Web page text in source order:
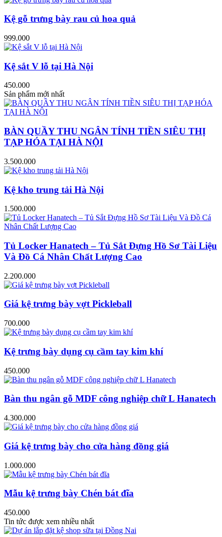
Kệ gỗ trưng bày rau củ hoa quả
999.000
Kệ sắt V lỗ tại Hà Nội
450.000
Sản phẩm mới nhất
BÀN QUẦY THU NGÂN TÍNH TIỀN SIÊU THỊ
TẠP HÓA TẠI HÀ NỘI
3.500.000
Kệ kho trung tải Hà Nội
1.500.000
Tủ Locker Hanatech – Tủ Sắt Đựng Hồ Sơ Tài Liệu
Và Đồ Cá Nhân Chất Lượng Cao
2.200.000
Giá kệ trưng bày vợt Pickleball
700.000
Kệ trưng bày dụng cụ cầm tay kim khí
450.000
Bàn thu ngân gỗ MDF công nghiệp chữ L Hanatech
4.300.000
Giá kệ trưng bày cho cửa hàng đồng giá
1.000.000
Mẫu kệ trưng bày Chén bát đĩa
450.000
Tin tức được xem nhiều nhất